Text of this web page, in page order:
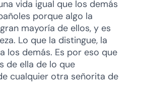
vida igual que los demás
porque algo la
mayoría de ellos, y es
Lo que la distingue, la
los demás. Es por eso que
de ella de lo que
cualquier otra señorita de